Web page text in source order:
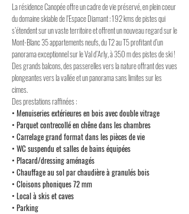
La résidence Canopée offre un cadre de vie préservé, en plein coeur
du domaine skiable de l’Espace Diamant : 192 kms de pistes qui
s’étendent sur un vaste territoire et offrent un nouveau regard sur le
Mont-Blanc 35 appartements neufs, du T2 au T5 profitant d’un
panorama exceptionnel sur le Val d’Arly, à 350 m des pistes de ski !
Des grands balcons, des passerelles vers la nature offrant des vues
plongeantes vers la vallée et un panorama sans limites sur les
cimes.
Des prestations raffinées :
• Menuiseries extérieures en bois avec double vitrage
• Parquet contrecollé en chêne dans les chambres
• Carrelage grand format dans les pièces de vie
• WC suspendu et salles de bains équipées
• Placard/dressing aménagés
• Chauffage au sol par chaudière à granulés bois
• Cloisons phoniques 72 mm
• Local à skis et caves
• Parking